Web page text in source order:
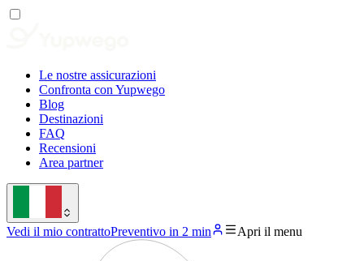
Le nostre assicurazioni
Confronta con Yupwego
Blog
Destinazioni
FAQ
Recensioni
Area partner
Vedi il mio contrattoPreventivo in 2 min Apri il menu